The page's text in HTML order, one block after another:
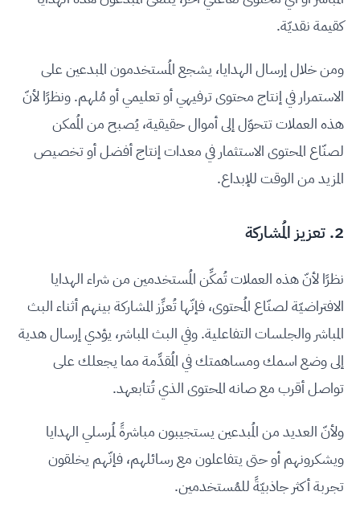
كقيمة نقديّة.
ومن خلال إرسال الهدايا، يشجع المُستخدمون المبدعين على
الاستمرار في إنتاج محتوى ترفيهي أو تعليمي أو مُلهم. ونظرًا لأنّ
هذه العملات تتحوّل إلى أموال حقيقية، يُصبح من المُمكن
لصنّاع المحتوى الاستثمار في معدات إنتاج أفضل أو تخصيص
المزيد من الوقت للإبداع.
2. تعزيز المُشاركة
نظرًا لأنّ هذه العملات تُمكِّن المُستخدمين من شراء الهدايا
الافتراضيّة لصنّاع المُحتوى، فإنّها تُعزِّز المشاركة بينهم أثناء البث
المباشر والجلسات التفاعلية. وفي البث المباشر، يؤدي إرسال هدية
إلى وضع اسمك ومساهمتك في المُقدِّمة مما يجعلك على
تواصل أقرب مع صانه المحتوى الذي تُتابعهد.
ولأنّ العديد من المُبدعين يستجيبون مباشرةً لمُرسلي الهدايا
ويشكرونهم أو حتى يتفاعلون مع رسائلهم، فإنّهم يخلقون
تجربة أكثر جاذبيّةً للمُستخدمين.